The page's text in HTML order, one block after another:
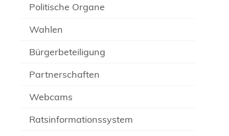
Politische Organe
Wahlen
Bürgerbeteiligung
Partnerschaften
Webcams
Ratsinformationssystem